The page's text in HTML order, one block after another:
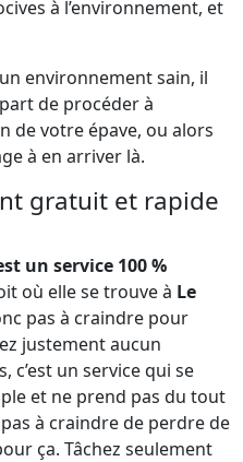
à l’environnement, et
environnement sain, il
de procéder à
de votre épave, ou alors
à en arriver là.
gratuit et rapide
un service 100 %
où elle se trouve à Le
pas à craindre pour
justement aucun
c’est un service qui se
et ne prend pas du tout
à craindre de perdre de
ça. Tâchez seulement